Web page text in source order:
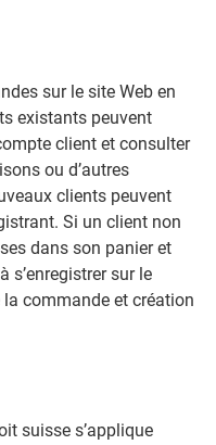
sur le site Web en
existants peuvent
client et consulter
ou d’autres
clients peuvent
Si un client non
dans son panier et
s’enregistrer sur le
commande et création
suisse s’applique